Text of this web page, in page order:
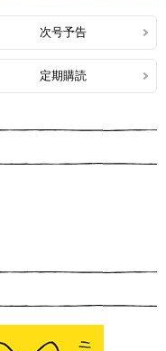
次号予告
定期購読